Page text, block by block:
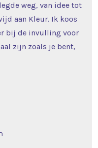
weg, van idee tot
aan Kleur. Ik koos
bij de invulling voor
zijn zoals je bent,